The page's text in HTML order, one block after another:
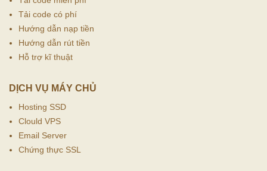
Tải code có phí
Hướng dẫn nạp tiền
Hướng dẫn rút tiền
Hỗ trợ kĩ thuật
DỊCH VỤ MÁY CHỦ
Hosting SSD
Clould VPS
Email Server
Chứng thực SSL